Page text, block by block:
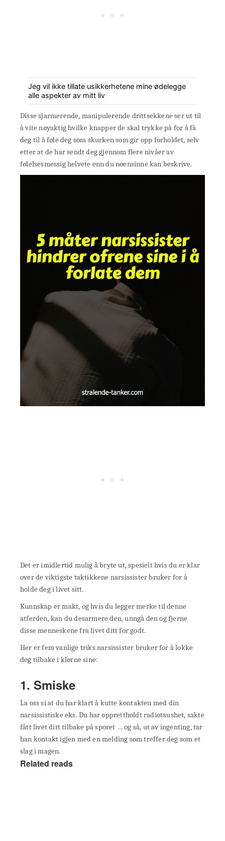
Jeg vil ikke tillate usikkerhetene mine ødelegge
alle aspekter av mitt liv
Disse sjarmerende, manipulerende drittsekkene ser ut til
å vite nøyaktig hvilke knapper de skal trykke på for å få
deg til å føle deg som skurken som gir opp forholdet, selv
etter at de har sendt deg gjennom flere nivåer av
følelsesmessig helvete enn du noensinne kan beskrive.
Det er imidlertid mulig å bryte ut, spesielt hvis du er klar
over de viktigste taktikkene narsissister bruker for å
holde deg i livet sitt.
Kunnskap er makt, og hvis du legger merke til denne
atferden, kan du desarmere den, unngå den og fjerne
disse menneskene fra livet ditt for godt.
Her er fem vanlige triks narsissister bruker for å lokke
deg tilbake i klørne sine:
1. Smiske
La oss si at du har klart å kutte kontakten med din
narsissistiske eks. Du har opprettholdt radiotaushet, sakte
fått livet ditt tilbake på sporet … og så, ut av ingenting, tar
han kontakt igjen med en melding som treffer deg som et
slag i magen.
Related reads